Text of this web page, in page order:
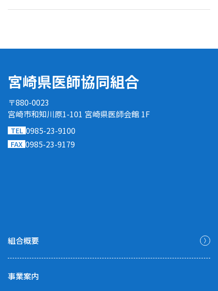
宮崎県医師協同組合
〒880-0023
宮崎市和知川原1-101 宮崎県医師会館 1F
TEL 0985-23-9100
FAX 0985-23-9179
組合概要
事業案内